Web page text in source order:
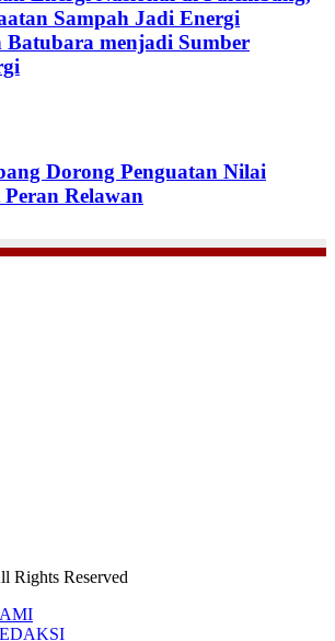
Sampah Jadi Energi
menjadi Sumber
Dorong Penguatan Nilai
Relawan
Rights Reserved